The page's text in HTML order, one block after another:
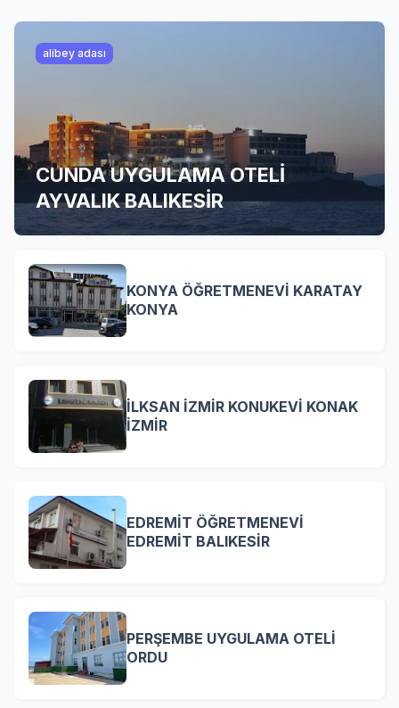
alibey adası
CUNDA UYGULAMA OTELİ
AYVALIK BALIKESİR
KONYA ÖĞRETMENEVİ KARATAY
KONYA
İLKSAN İZMİR KONUKEVİ KONAK
İZMİR
EDREMİT ÖĞRETMENEVİ
EDREMİT BALIKESİR
PERŞEMBE UYGULAMA OTELİ
ORDU